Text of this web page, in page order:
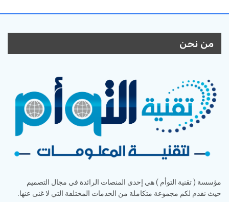
من نحن
مؤسسة ( تقنية التوأم ) هي إحدى المنصات الرائدة في مجال التصميم
حيث نقدم لكم مجموعة متكاملة من الخدمات المختلفة التي لا غنى عنها.